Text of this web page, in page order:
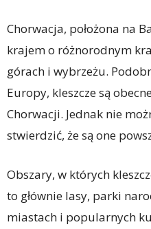
Chorwacja, położona na
krajem o różnorodnym
górach i wybrzeżu.
Europy, kleszcze są
Chorwacji. Jednak nie
stwierdzić, że są one
Obszary, w których
to głównie lasy, parki
miastach i popularnych